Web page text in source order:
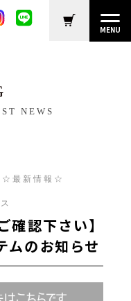
MENU
NEWS
☆最新情報☆
確認下さい】
ムのお知らせ